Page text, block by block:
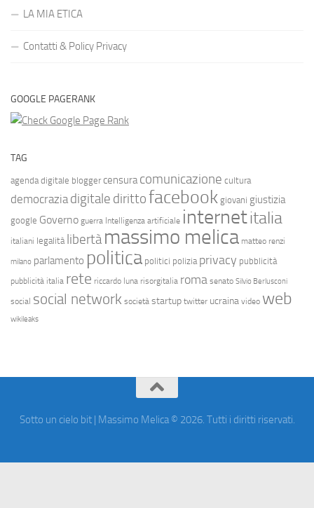
LA MIA ETICA
Contatti & Policy Privacy
GOOGLE PAGERANK
TAG
agenda digitale blogger censura comunicazione cultura
democrazia digitale dirittofacebook giovani giustizia
google Governo guerra Intelligenza artificiale internetitalia
italiani legalità libertà massimo melica matteo renzi
milano parlamento politica politici polizia privacy pubblicità
pubblicità italia rete riccardo luna risorgitalia roma senato Silvio Berlusconi
social social network società startup twitter ucraina video web
wikileaks
Sotto un cielo bit | Massimo Melica © 2026. Tutti i diritti riservati.